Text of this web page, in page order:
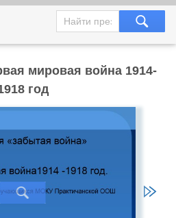
мировая война 1914-
год